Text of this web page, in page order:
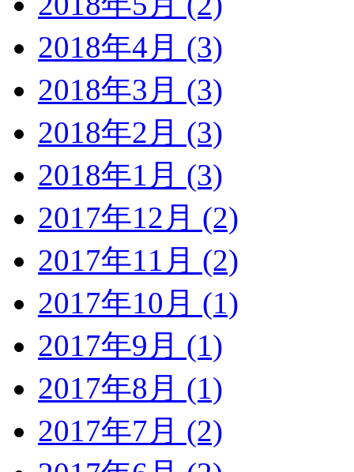
2018年4月 (3)
2018年3月 (3)
2018年2月 (3)
2018年1月 (3)
2017年12月 (2)
2017年11月 (2)
2017年10月 (1)
2017年9月 (1)
2017年8月 (1)
2017年7月 (2)